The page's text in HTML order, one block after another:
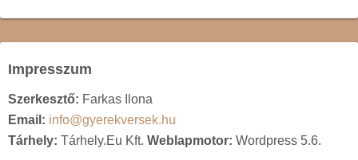
Impresszum
Szerkesztő: Farkas Ilona
Email: info@gyerekversek.hu
Tárhely: Tárhely.Eu Kft. Weblapmotor: Wordpress 5.6.